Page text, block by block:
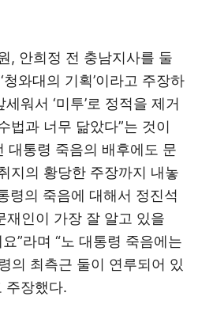
, 안희정 전 충남지사를 둘
와대의 기획’이라고 주장하
워서 ‘미투’로 정적을 제거
법과 너무 닮았다”는 것이
대통령 죽음의 배후에도 문
지의 황당한 주장까지 내놓
령의 죽음에 대해서 정진석
재인이 가장 잘 알고 있을
”라며 “노 대통령 죽음에는
의 최측근 둘이 연루되어 있
주장했다.